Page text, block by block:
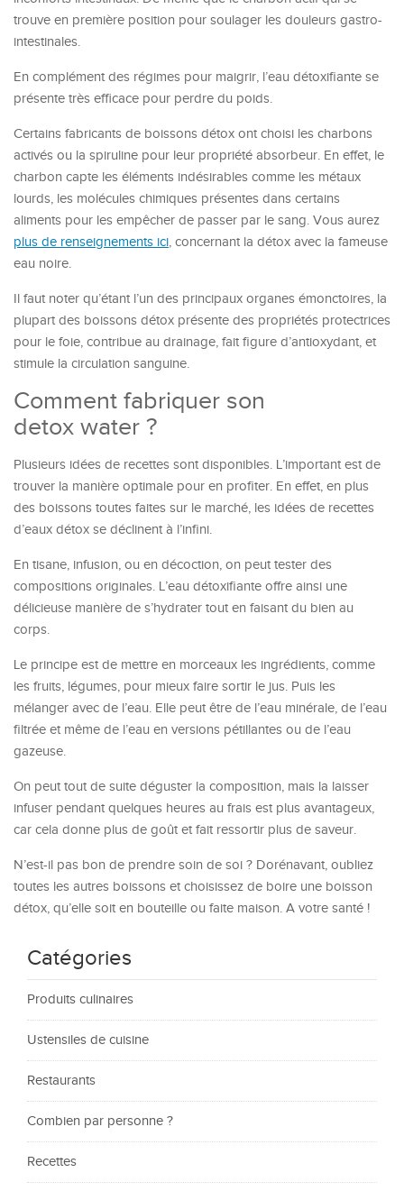
trouve en première position pour soulager les douleurs gastro-
intestinales.
En complément des régimes pour maigrir, l’eau détoxifiante se
présente très efficace pour perdre du poids.
Certains fabricants de boissons détox ont choisi les charbons
activés ou la spiruline pour leur propriété absorbeur. En effet, le
charbon capte les éléments indésirables comme les métaux
lourds, les molécules chimiques présentes dans certains
aliments pour les empêcher de passer par le sang. Vous aurez
plus de renseignements ici, concernant la détox avec la fameuse
eau noire.
Il faut noter qu’étant l’un des principaux organes émonctoires, la
plupart des boissons détox présente des propriétés protectrices
pour le foie, contribue au drainage, fait figure d’antioxydant, et
stimule la circulation sanguine.
Comment fabriquer son
detox water ?
Plusieurs idées de recettes sont disponibles. L’important est de
trouver la manière optimale pour en profiter. En effet, en plus
des boissons toutes faites sur le marché, les idées de recettes
d’eaux détox se déclinent à l’infini.
En tisane, infusion, ou en décoction, on peut tester des
compositions originales. L’eau détoxifiante offre ainsi une
délicieuse manière de s’hydrater tout en faisant du bien au
corps.
Le principe est de mettre en morceaux les ingrédients, comme
les fruits, légumes, pour mieux faire sortir le jus. Puis les
mélanger avec de l’eau. Elle peut être de l’eau minérale, de l’eau
filtrée et même de l’eau en versions pétillantes ou de l’eau
gazeuse.
On peut tout de suite déguster la composition, mais la laisser
infuser pendant quelques heures au frais est plus avantageux,
car cela donne plus de goût et fait ressortir plus de saveur.
N’est-il pas bon de prendre soin de soi ? Dorénavant, oubliez
toutes les autres boissons et choisissez de boire une boisson
détox, qu’elle soit en bouteille ou faite maison. A votre santé !
Catégories
Produits culinaires
Ustensiles de cuisine
Restaurants
Combien par personne ?
Recettes